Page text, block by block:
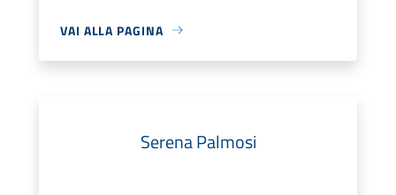
VAI ALLA PAGINA
Serena Palmosi